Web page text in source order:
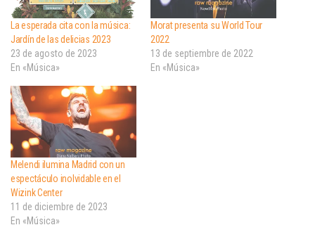
La esperada cita con la música:
Jardín de las delicias 2023
23 de agosto de 2023
En «Música»
Morat presenta su World Tour
2022
13 de septiembre de 2022
En «Música»
Melendi ilumina Madrid con un
espectáculo inolvidable en el
Wizink Center
11 de diciembre de 2023
En «Música»